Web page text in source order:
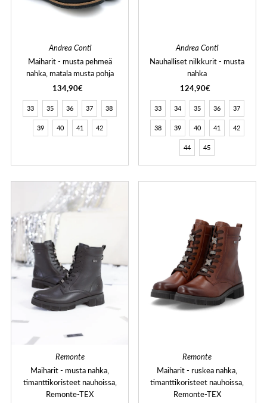
Andrea Conti
Maiharit - musta pehmeä
nahka, matala musta pohja
134,90€
33 35 36 37 38
39 40 41 42
Andrea Conti
Nauhalliset nilkkurit - musta
nahka
124,90€
33 34 35 36 37
38 39 40 41 42
44 45
Remonte
Maiharit - musta nahka,
timanttikoristeet nauhoissa,
Remonte-TEX
Remonte
Maiharit - ruskea nahka,
timanttikoristeet nauhoissa,
Remonte-TEX